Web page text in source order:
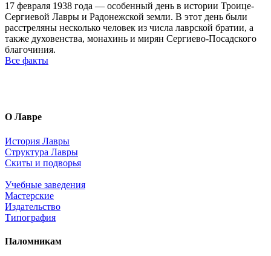
17 февраля 1938 года — особенный день в истории Троице-
Сергиевой Лавры и Радонежской земли. В этот день были
расстреляны несколько человек из числа лаврской братии, а
также духовенства, монахинь и мирян Сергиево-Посадского
благочиния.
Все факты
О Лавре
История Лавры
Структура Лавры
Скиты и подворья
Учебные заведения
Мастерские
Издательство
Типография
Паломникам